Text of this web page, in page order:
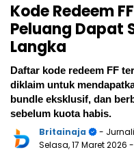
Kode Redeem
Peluang Dapat
Langka
Daftar kode redeem FF
diklaim untuk
bundle eksklusif, dan
sebelum kuota habis.
Britainaja
-
Selasa, 17 Maret 2026 -